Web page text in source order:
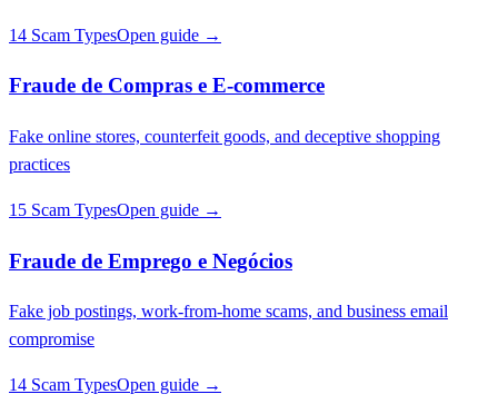
14 Scam TypesOpen guide →
Fraude de Compras e E-commerce
Fake online stores, counterfeit goods, and deceptive shopping
practices
15 Scam TypesOpen guide →
Fraude de Emprego e Negócios
Fake job postings, work-from-home scams, and business email
compromise
14 Scam TypesOpen guide →